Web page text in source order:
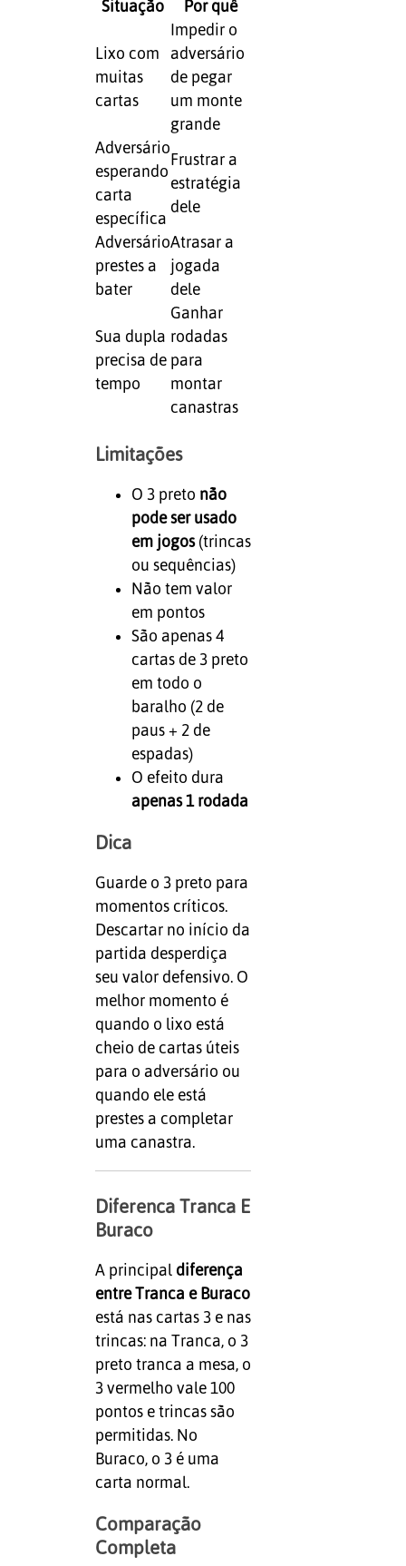
Situação Por quê
Lixo com
muitas
cartas
Impedir o
adversário
de pegar
um monte
grande
Adversário
esperando
carta
específica
Frustrar a
estratégia
dele
Adversário
prestes a
bater
Atrasar a
jogada
dele
Sua dupla
precisa de
tempo
Ganhar
rodadas
para
montar
canastras
Limitações
O 3 preto não
pode ser usado
em jogos(trincas
ou sequências)
Não tem valor
em pontos
São apenas 4
cartas de 3 preto
em todo o
baralho (2 de
paus + 2 de
espadas)
O efeito dura
apenas 1 rodada
Dica
Guarde o 3 preto para
momentos críticos.
Descartar no início da
partida desperdiça
seu valor defensivo. O
melhor momento é
quando o lixo está
cheio de cartas úteis
para o adversário ou
quando ele está
prestes a completar
uma canastra.
Diferenca Tranca E
Buraco
A principal diferença
entre Tranca e Buraco
está nas cartas 3 e nas
trincas: na Tranca, o 3
preto tranca a mesa, o
3 vermelho vale 100
pontos e trincas são
permitidas. No
Buraco, o 3 é uma
carta normal.
Comparação
Completa